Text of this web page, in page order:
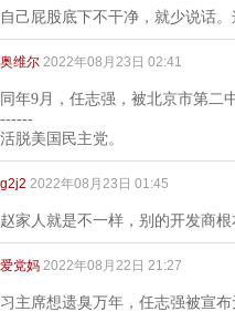
自己屁股底下不干净，就少说话
奥维尔 2022年08月23日 02:41
同年9月，任志强，被北京市第二
------
活脱美国民主党。
g2j2 2022年08月23日 01:45
赵家人就是不一样，别的开发商根
爱党妈 2022年08月22日 21:27
习主席想遗臭万年，任志强被宣布